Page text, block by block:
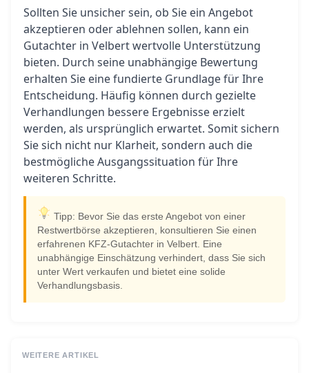
Sollten Sie unsicher sein, ob Sie ein Angebot
akzeptieren oder ablehnen sollen, kann ein
Gutachter in Velbert wertvolle Unterstützung
bieten. Durch seine unabhängige Bewertung
erhalten Sie eine fundierte Grundlage für Ihre
Entscheidung. Häufig können durch gezielte
Verhandlungen bessere Ergebnisse erzielt
werden, als ursprünglich erwartet. Somit sichern
Sie sich nicht nur Klarheit, sondern auch die
bestmögliche Ausgangssituation für Ihre
weiteren Schritte.
Tipp: Bevor Sie das erste Angebot von einer
Restwertbörse akzeptieren, konsultieren Sie einen
erfahrenen KFZ-Gutachter in Velbert. Eine
unabhängige Einschätzung verhindert, dass Sie sich
unter Wert verkaufen und bietet eine solide
Verhandlungsbasis.
WEITERE ARTIKEL